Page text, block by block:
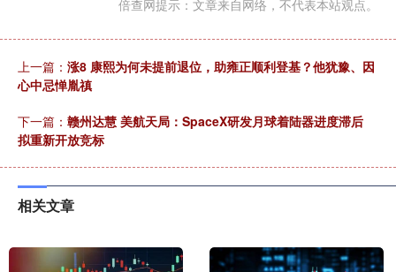
倍查网提示：文章来自网络，不代表本站观点。
上一篇： 涨8 康熙为何未提前退位，助雍正顺利登基？他犹豫、因
心中忌惮胤禛
下一篇： 赣州达慧 美航天局：SpaceX研发月球着陆器进度滞后
拟重新开放竞标
相关文章